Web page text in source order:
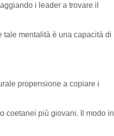
i leader a trovare il
mentalità è una capacità di
propensione a copiare i
coetanei più giovani. Il modo in